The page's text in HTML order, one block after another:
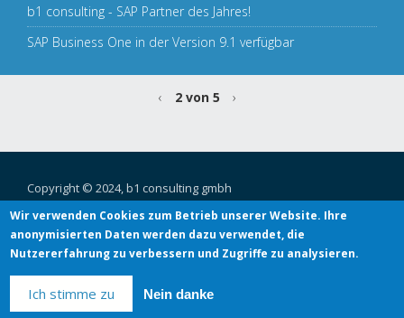
b1 consulting - SAP Partner des Jahres!
SAP Business One in der Version 9.1 verfügbar
‹ 2 von 5 ›
Copyright © 2024, b1 consulting gmbh
Wir verwenden Cookies zum Betrieb unserer Website. Ihre
anonymisierten Daten werden dazu verwendet, die
Nutzererfahrung zu verbessern und Zugriffe zu analysieren.
Ich stimme zu Nein danke